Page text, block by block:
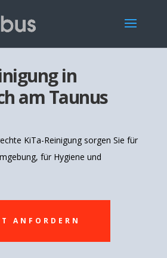
in
am Taunus
KiTa-Reinigung sorgen Sie für
für Hygiene und
ANFORDERN